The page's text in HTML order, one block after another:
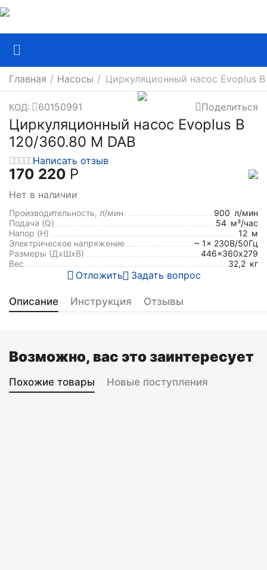
Главная / Насосы / Циркуляционный насос Evoplus
КОД: 60150991 Поделиться
Циркуляционный насос Evoplus B
120/360.80 M DAB
Написать отзыв
170 220 Р
Нет в наличии
Производительность, л/мин 900 л/мин
Подача (Q)
54 м³/час
Напор (H)
12 м
Электрическое напряжение
~ 1x 230В/50Гц
Размеры (ДхШxВ)
446x360х279
Вес
32,2 кг
Отложить Задать вопрос
Описание Инструкция Отзывы
Возможно, вас это заинтересует
Похожие товары Новые поступления